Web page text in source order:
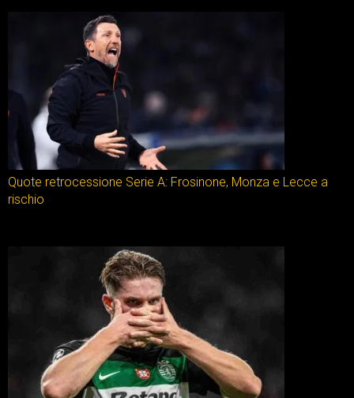
Quote retrocessione Serie A: Frosinone, Monza e Lecce a
rischio